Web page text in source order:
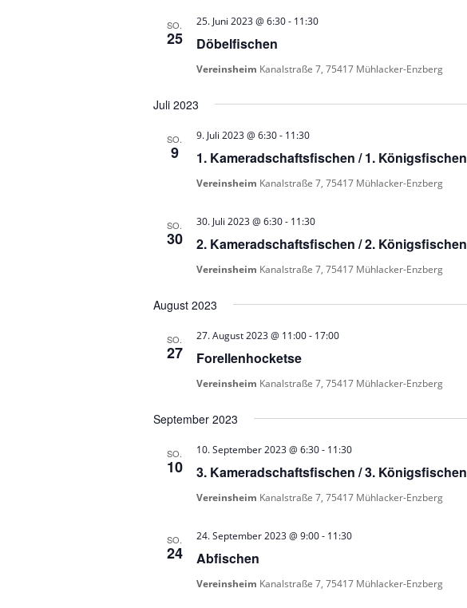
SO.
25 Döbelfischen
25. Juni 2023 @ 6:30- 11:30
Vereinsheim Kanalstraße 7, 75417 Mühlacker-Enzberg
Juli 2023
SO.
9 1. Kameradschaftsfischen / 1. Königsfischen
9. Juli 2023 @ 6:30- 11:30
Vereinsheim Kanalstraße 7, 75417 Mühlacker-Enzberg
SO.
30 2. Kameradschaftsfischen / 2. Königsfischen
30. Juli 2023 @ 6:30- 11:30
Vereinsheim Kanalstraße 7, 75417 Mühlacker-Enzberg
August 2023
SO.
27 Forellenhocketse
27. August 2023 @ 11:00- 17:00
Vereinsheim Kanalstraße 7, 75417 Mühlacker-Enzberg
September 2023
SO.
10 3. Kameradschaftsfischen / 3. Königsfischen
10. September 2023 @ 6:30- 11:30
Vereinsheim Kanalstraße 7, 75417 Mühlacker-Enzberg
SO.
24 Abfischen
24. September 2023 @ 9:00- 11:30
Vereinsheim Kanalstraße 7, 75417 Mühlacker-Enzberg